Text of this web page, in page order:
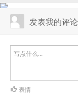
发表我的评论
表情